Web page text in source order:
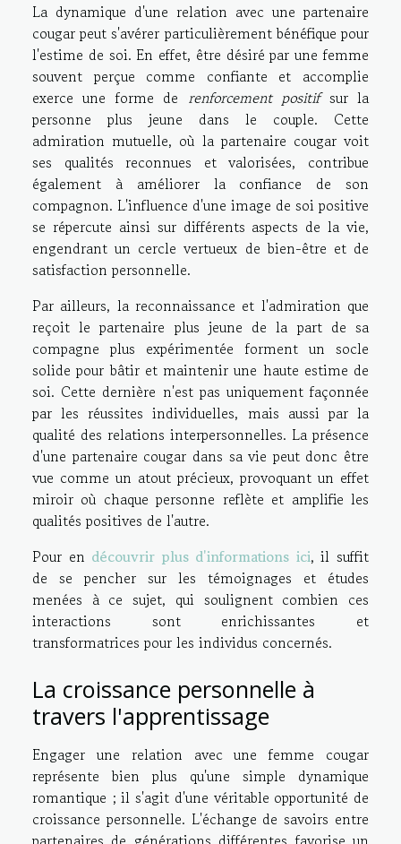
La dynamique d'une relation avec une partenaire
cougar peut s'avérer particulièrement bénéfique pour
l'estime de soi. En effet, être désiré par une femme
souvent perçue comme confiante et accomplie
exerce une forme de renforcement positifsur la
personne plus jeune dans le couple. Cette
admiration mutuelle, où la partenaire cougar voit
ses qualités reconnues et valorisées, contribue
également à améliorer la confiance de son
compagnon. L'influence d'une image de soi positive
se répercute ainsi sur différents aspects de la vie,
engendrant un cercle vertueux de bien-être et de
satisfaction personnelle.
Par ailleurs, la reconnaissance et l'admiration que
reçoit le partenaire plus jeune de la part de sa
compagne plus expérimentée forment un socle
solide pour bâtir et maintenir une haute estime de
soi. Cette dernière n'est pas uniquement façonnée
par les réussites individuelles, mais aussi par la
qualité des relations interpersonnelles. La présence
d'une partenaire cougar dans sa vie peut donc être
vue comme un atout précieux, provoquant un effet
miroir où chaque personne reflète et amplifie les
qualités positives de l'autre.
Pour en découvrir plus d'informations ici, il suffit
de se pencher sur les témoignages et études
menées à ce sujet, qui soulignent combien ces
interactions sont enrichissantes et
transformatrices pour les individus concernés.
La croissance personnelle à
travers l'apprentissage
Engager une relation avec une femme cougar
représente bien plus qu'une simple dynamique
romantique ; il s'agit d'une véritable opportunité de
croissance personnelle. L'échange de savoirs entre